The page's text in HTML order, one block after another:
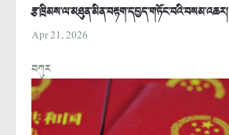
རྩ་ཁྲིམས་ལ་མཐུན་མིན་བརྟག་དཔྱད་གཏོང་བའི་བསམ་འཆར།
Apr 21, 2026
བཀུར